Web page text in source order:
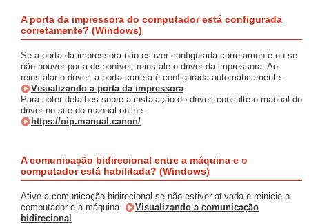
A porta da impressora do computador está configurada
corretamente? (Windows)
Se a porta da impressora não estiver configurada corretamente ou se
não houver porta disponível, reinstale o driver da impressora. Ao
reinstalar o driver, a porta correta é configurada automaticamente.
Visualizando a porta da impressora
Para obter detalhes sobre a instalação do driver, consulte o manual do
driver no site do manual online.
https://oip.manual.canon/
A comunicação bidirecional entre a máquina e o
computador está habilitada? (Windows)
Ative a comunicação bidirecional se não estiver ativada e reinicie o
computador e a máquina.
Visualizando a comunicação
bidirecional